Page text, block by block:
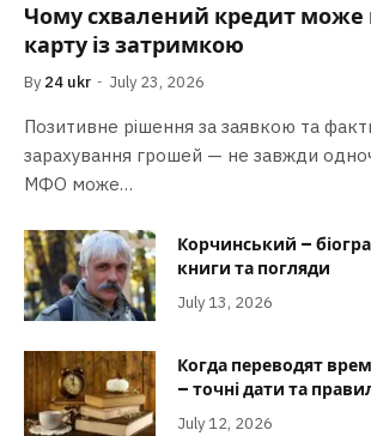
Чому схвалений кредит може
карту із затримкою
By 24 ukr July 23, 2026
Позитивне рішення за заявкою та
зарахування грошей — не завжди
МФО може…
Корчинський –
книги та погляди
July 13, 2026
Когда переводят
– точні дати та
July 12, 2026